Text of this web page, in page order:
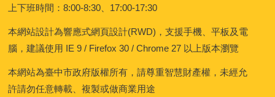
上下班時間：8:00-8:30、17:00-17:30
本網站設計為響應式網頁設計(RWD)，支援手機、平板及電
腦，建議使用 IE 9 / Firefox 30 / Chrome 27 以上版本瀏覽
本網站為臺中市政府版權所有，請尊重智慧財產權，未經允
許請勿任意轉載、複製或做商業用途